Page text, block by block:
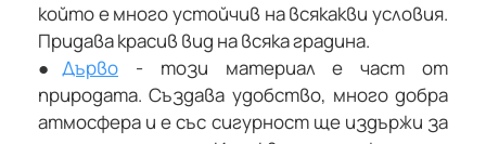
който е много устойчив на всякакви условия.
Придава красив вид на всяка градина.
● Дърво - този материал е част от
природата. Създава удобство, много добра
атмосфера и е със сигурност ще издържи за